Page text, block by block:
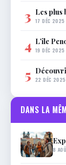
3 Les plus
17 DÉC 2025
4 L’île
19 DÉC 2025
5 22 DÉC 2025
DANS LA
8